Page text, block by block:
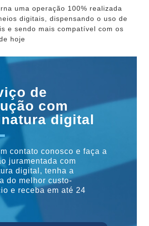
uma operação 100% realizada
digitais, dispensando o uso de
e sendo mais compatível com os
hoje
de
com
digital
contato conosco e faça a
juramentada com
digital, tenha a
do melhor custo-
e receba em até 24